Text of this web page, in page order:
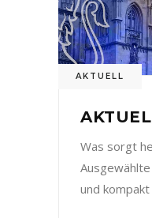
AKTUELL
Was sorgt
und kompakt